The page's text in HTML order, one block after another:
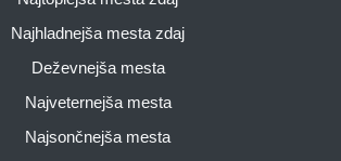
Najhladnejša mesta zdaj
Deževnejša mesta
Najveternejša mesta
Najsončnejša mesta